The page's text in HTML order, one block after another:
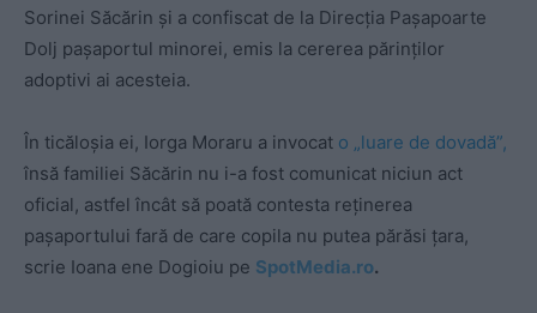
Sorinei Săcărin și a confiscat de la Direcția Pașapoarte
Dolj pașaportul minorei, emis la cererea părinților
adoptivi ai acesteia.
În ticăloșia ei, Iorga Moraru a invocat o „luare de dovadă”,
însă familiei Săcărin nu i-a fost comunicat niciun act
oficial, astfel încât să poată contesta reținerea
pașaportului fară de care copila nu putea părăsi țara,
scrie Ioana ene Dogioiu pe SpotMedia.ro.